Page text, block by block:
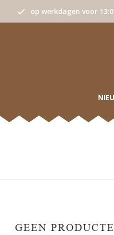
op werkdagen voor
GEEN